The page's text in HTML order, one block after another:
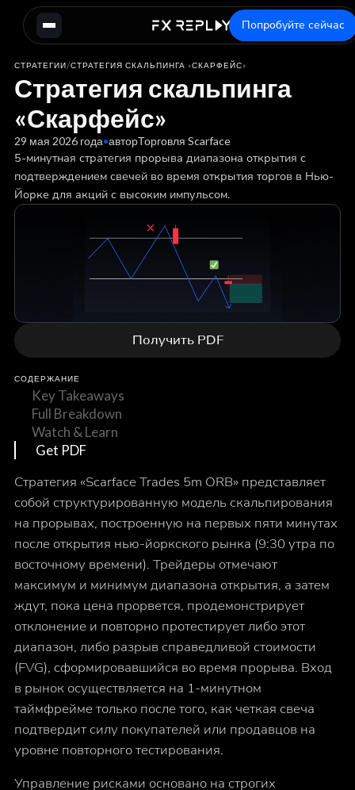
Попробуйте сейчас
СТРАТЕГИИ/СТРАТЕГИЯ СКАЛЬПИНГА «СКАРФЕЙС»
Стратегия скальпинга
«Скарфейс»
29 мая 2026 года•авторТорговля Scarface
5-минутная стратегия прорыва диапазона открытия с
подтверждением свечей во время открытия торгов в Нью-
Йорке для акций с высоким импульсом.
Получить PDF
СОДЕРЖАНИЕ
Key Takeaways
Full Breakdown
Watch & Learn
Get PDF
Стратегия «Scarface Trades 5m ORB» представляет
собой структурированную модель скальпирования
на прорывах, построенную на первых пяти минутах
после открытия нью-йоркского рынка (9:30 утра по
восточному времени). Трейдеры отмечают
максимум и минимум диапазона открытия, а затем
ждут, пока цена прорвется, продемонстрирует
отклонение и повторно протестирует либо этот
диапазон, либо разрыв справедливой стоимости
(FVG), сформировавшийся во время прорыва. Вход
в рынок осуществляется на 1-минутном
таймфрейме только после того, как четкая свеча
подтвердит силу покупателей или продавцов на
уровне повторного тестирования.
Управление рисками основано на строгих